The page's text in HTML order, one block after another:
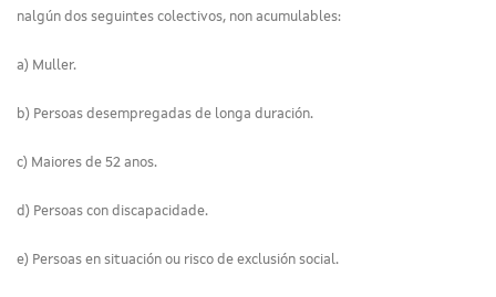
nalgún dos seguintes colectivos, non acumulables:
a) Muller.
b) Persoas desempregadas de longa duración.
c) Maiores de 52 anos.
d) Persoas con discapacidade.
e) Persoas en situación ou risco de exclusión social.